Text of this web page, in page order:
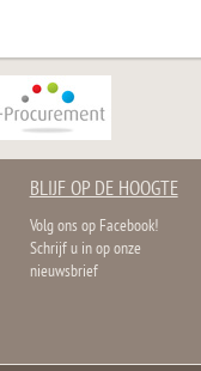
BLIJF OP DE HOOGTE
Volg ons op Facebook!
Schrijf u in op onze
nieuwsbrief